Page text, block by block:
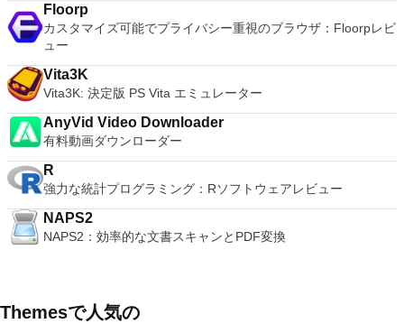
you pay for.
Floorp
カスタマイズ可能でプライバシー重視のブラウザ：Floorpレビ
ュー
Vita3K
Vita3K: 決定版 PS Vita エミュレーター
AnyVid Video Downloader
有料動画ダウンローダー
R
強力な統計プログラミング：Rソフトウェアレビュー
NAPS2
NAPS2：効率的な文書スキャンとPDF変換
Themesで人気の